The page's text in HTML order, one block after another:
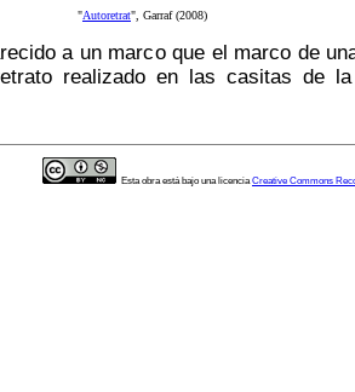
"Autoretrat", Garraf (2008)
a un marco que el marco de
realizado en las casitas de
Esta obra está bajo una licenciaCreative Commons